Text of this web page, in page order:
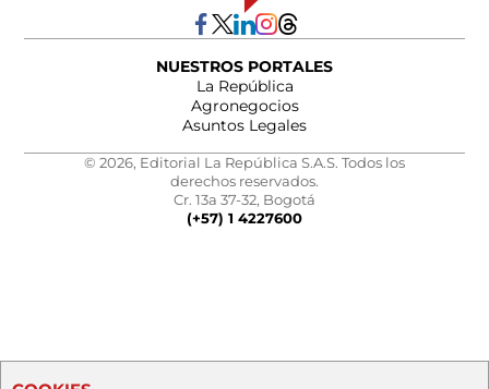
NUESTROS PORTALES
La República
Agronegocios
Asuntos Legales
© 2026, Editorial La República S.A.S. Todos los
derechos reservados.
Cr. 13a 37-32, Bogotá
(+57) 1 4227600